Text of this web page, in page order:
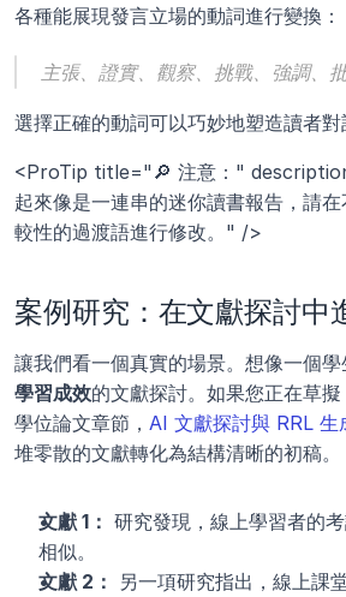
各種能展現發言立場的動詞進行變換：
主張、證實、觀察、挑戰、強調、
選擇正確的動詞可以巧妙地塑造讀者對
<ProTip title="🔎 注意："
起來像是一連串的迷你讀書報告，請
較性的過渡語進行修改。" />
案例研究：在文獻探討中
讓我們看一個真實的場景。想像一個
學習成效的文獻探討。如果您正在草
學位論文章節， AI 文獻探討與 RRL 生
堆零散的文獻轉化為結構清晰的初稿。
文獻 1： 研究發現，線上學習者的
相似。
文獻 2：
另一項研究指出，線上課